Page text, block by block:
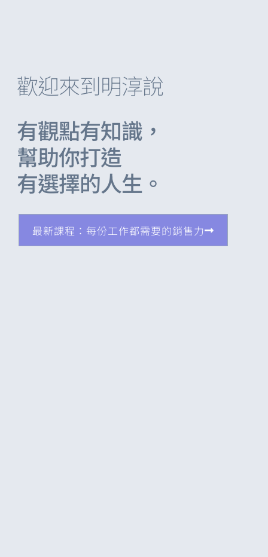
歡迎來到明淳說
有觀點有知識，
幫助你打造
有選擇的人生。
最新課程：每份工作都需要的銷售力